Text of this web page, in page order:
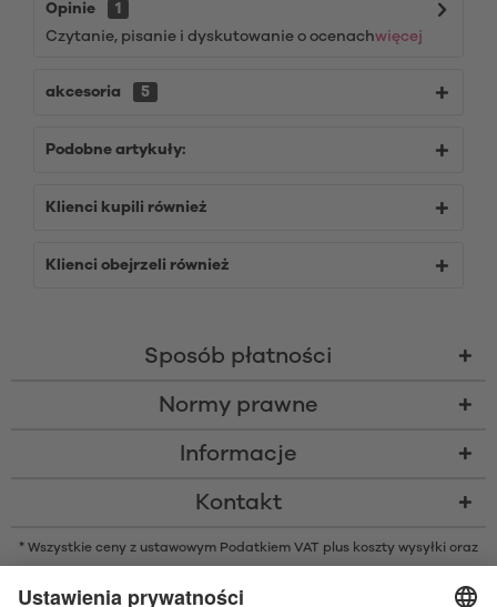
Opinie
1
Czytanie, pisanie i dyskutowanie o ocenachwięcej
akcesoria 5
Podobne artykuły:
Klienci kupili również
Klienci obejrzeli również
Sposób płatności
Normy prawne
Informacje
Kontakt
* Wszystkie ceny z ustawowym Podatkiem VAT plus koszty wysyłki oraz
* Znak słowny i logo Bluetooth® są zarejestrowanymi znakami